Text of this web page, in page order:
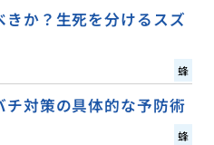
か？生死を分けるスズ
蜂
対策の具体的な予防術
蜂